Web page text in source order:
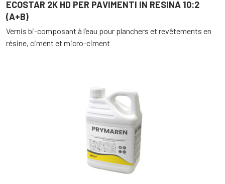
ECOSTAR 2K HD PER PAVIMENTI IN RESINA 10:2
(A+B)
Vernis bi-composant à l’eau pour planchers et revêtements en
résine, ciment et micro-ciment